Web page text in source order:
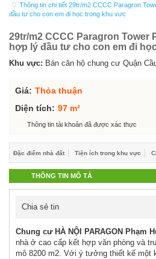
Cần mua - Cần thuê
Dự án
Tin tức
Thông tin chi tiết 29tr/m2 CCCC Paragron
đầu tư cho con em đi học trong khu vưc
29tr/m2 CCCC Paragron Tower
hợp lý đầu tư cho con em đi
Khu vực: Bán căn hộ chung cư Quận
Giá: Thỏa thuận
Diện tích: 97 m²
Thông tin tài khoản đã được xác thực
Đặc điểm nhà đất Tiện ích trong khu vực
THÔNG TIN MÔ TẢ
Chia sẻ tin
Chung cư HÀ NỘI PARAGON Phạm
nhà ở cao cấp kết hợp văn phòng và
mô 8200 m2. Với ý tưởng thiết kế một